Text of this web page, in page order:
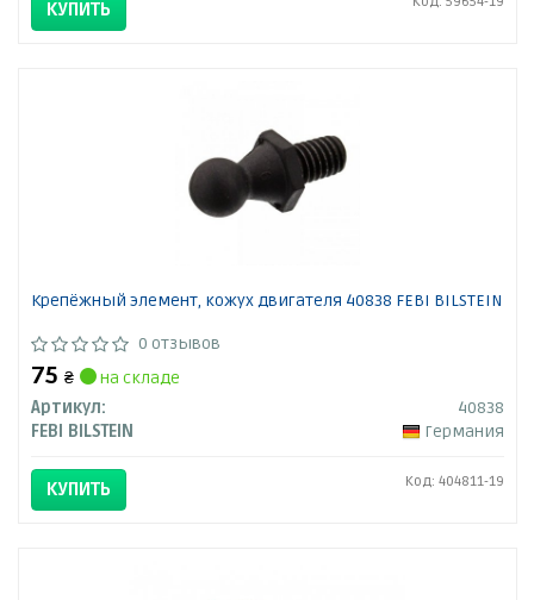
КУПИТЬ
Крепёжный элемент, кожух двигателя 40838 FEBI BILSTEIN
0 отзывов
75 ₴
на складе
Артикул:
40838
FEBI BILSTEIN
Германия
КУПИТЬ Код: 404811-19